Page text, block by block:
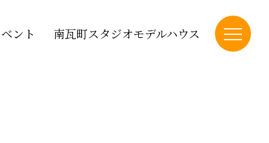
ント 南瓦町スタジオモデルハウス